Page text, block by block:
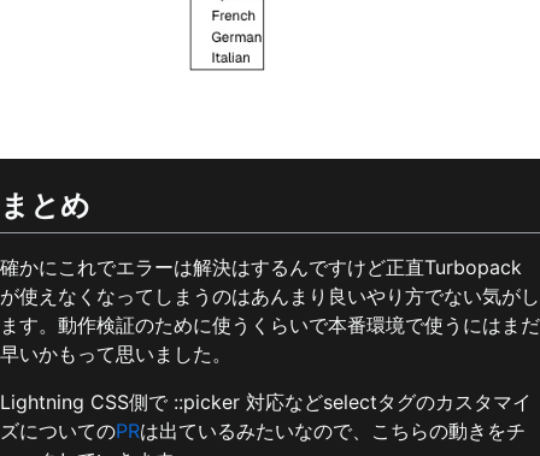
まとめ
確かにこれでエラーは解決はするんですけど正直Turbopack
が使えなくなってしまうのはあんまり良いやり方でない気がし
ます。動作検証のために使うくらいで本番環境で使うにはまだ
早いかもって思いました。
Lightning CSS側で ::picker 対応などselectタグのカスタマイ
ズについてのPRは出ているみたいなので、こちらの動きをチ